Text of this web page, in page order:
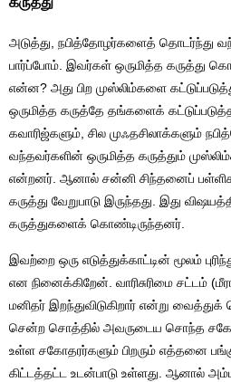
அடுத்து, நபித்தோழர்களைத் தொடர்ந்து
பார்ப்போம். இவர்கள் ஒருமித்த கருத்து
என்ன? அது பிற முஸ்லிம்களை
ஒருமித்த கருத்தே தங்களைக்
கவாரிஜ்களும், சில முஃதசிலாக்களும்
வந்தவர்களின் ஒருமித்த கருத்தும்
என்றனர். ஆனால் சன்னி சிந்தனைப்
கருத்து வேறுபாடு இருந்தது. இது
கருத்துகளைக் கொண்டிருந்தனர்.
இவற்றை ஒரு எடுத்துக்காட்டின் மூலம்
என நினைக்கிறேன். வாரிசுரிமை சட்டம்
மனிதர் இறந்துவிடுகிறார் என்று
சென்ற சொத்தில் அவருடைய சொந்த
உள்ள சகோதரர்களும் பிறரும் எத்தனை
கிட்டத்தட்ட உடன்பாடு உள்ளது. ஆனால்